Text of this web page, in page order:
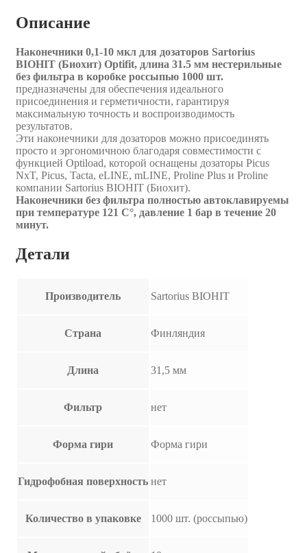
Описание
Наконечники 0,1-10 мкл для дозаторов Sartorius
BIOHIT (Биохит) Optifit, длина 31.5 мм нестерильные
без фильтра в коробке россыпью 1000 шт.
предназначены для обеспечения идеального
присоединения и герметичности, гарантируя
максимальную точность и воспроизводимость
результатов.
Эти наконечники для дозаторов можно присоединять
просто и эргономичною благодаря совместимости с
функцией Optiload, которой оснащены дозаторы Picus
NxT, Picus, Tacta, eLINE, mLINE, Proline Plus и Proline
компании Sartorius BIOHIT (Биохит).
Наконечники без фильтра полностью автоклавируемы
при температуре 121 C°, давление 1 бар в течение 20
минут.
Детали
Производитель Sartorius BIOHIT
Страна Финляндия
Длина 31,5 мм
Фильтр нет
Форма гири Форма гири
Гидрофобная поверхность нет
Количество в упаковке 1000 шт. (россыпью)